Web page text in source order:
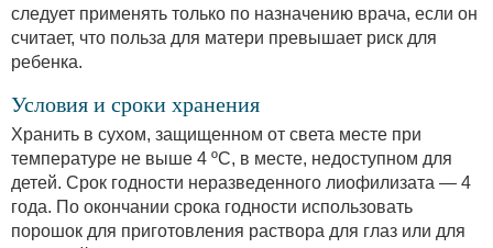
следует применять только по назначению врача, если он
считает, что польза для матери превышает риск для
ребенка.
Условия и сроки хранения
Хранить в сухом, защищенном от света месте при
температуре не выше 4 ºC, в месте, недоступном для
детей. Срок годности неразведенного лиофилизата — 4
года. По окончании срока годности использовать
порошок для приготовления раствора для глаз или для